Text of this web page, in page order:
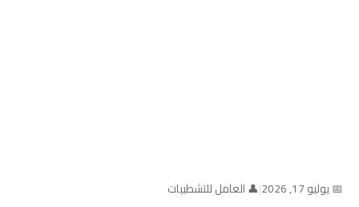
📅 يوليو 17, 2026 |👤 العامل للتشطيبات